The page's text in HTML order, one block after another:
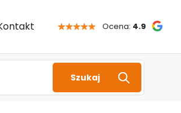
Ocena: 4.9
Szukaj